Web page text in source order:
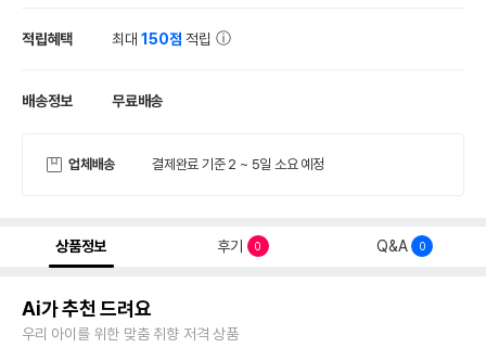
적립혜택 최대150점 적립
배송정보 무료배송
업체배송 결제완료 기준 2 ~ 5일 소요 예정
상품정보 후기 0 Q&A 0
Ai가 추천 드려요
우리 아이를 위한 맞춤 취향 저격 상품